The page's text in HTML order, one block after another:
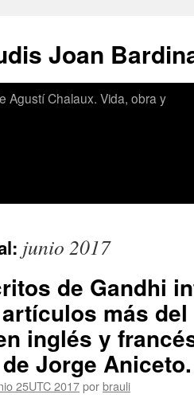
Joan
Agustí Chalaux. Vida, obra y
junio 2017
de Gandhi
más
inglés y
Jorge
25UTC 2017porbrauli